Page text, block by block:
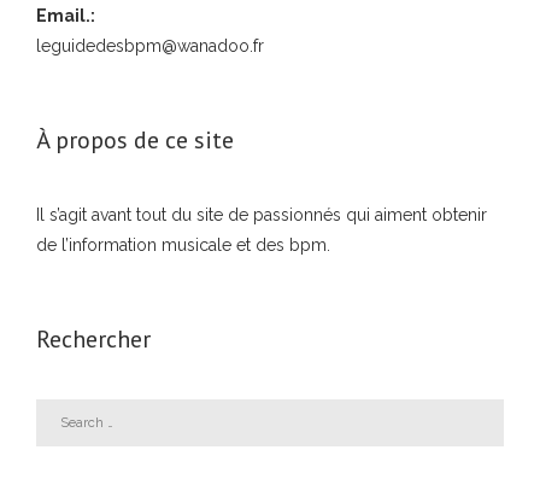
Email.:
leguidedesbpm@wanadoo.fr
À propos de ce site
Il s’agit avant tout du site de passionnés qui aiment obtenir
de l’information musicale et des bpm.
Rechercher